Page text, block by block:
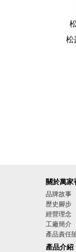
松
關於萬家
品牌故事
歷史腳步
經營理念
工廠簡介
產品責任
廣告影音
產品介紹